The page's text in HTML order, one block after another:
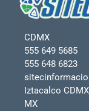
CDMX
555 649 5685
555 648 6823
Iztacalco
MX